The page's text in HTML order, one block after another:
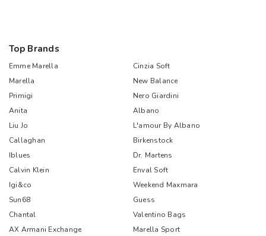
Top Brands
Emme Marella
Cinzia Soft
Marella
New Balance
Primigi
Nero Giardini
Anita
Albano
Liu Jo
L'amour By Albano
Callaghan
Birkenstock
Iblues
Dr. Martens
Calvin Klein
Enval Soft
Igi&co
Weekend Maxmara
Sun68
Guess
Chantal
Valentino Bags
AX Armani Exchange
Marella Sport